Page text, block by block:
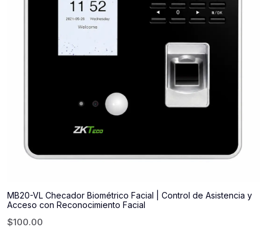
MB20-VL Checador Biométrico Facial | Control de Asistencia y
Acceso con Reconocimiento Facial
$100.00